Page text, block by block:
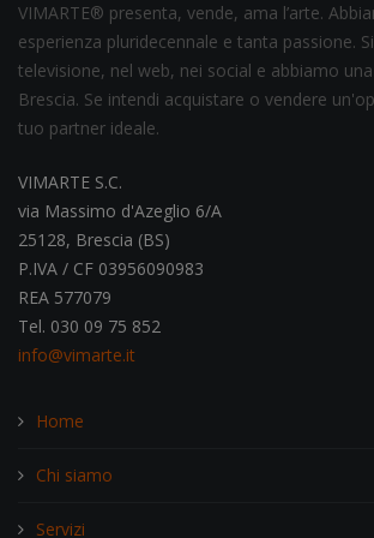
VIMARTE® presenta, vende, ama l’arte.
esperienza pluridecennale e tanta passione.
televisione, nel web, nei social e abbiamo
Brescia. Se intendi acquistare o vendere
tuo partner ideale.
VIMARTE S.C.
via Massimo d'Azeglio 6/A
25128, Brescia (BS)
P.IVA / CF 03956090983
REA 577079
Tel. 030 09 75 852
info@vimarte.it
Home
Chi siamo
Servizi